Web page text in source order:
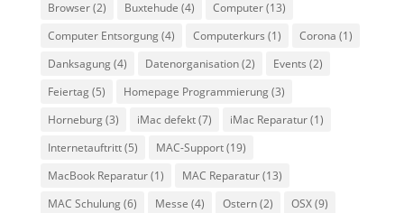
Browser(2) Buxtehude (4) Computer(13)
Computer Entsorgung(4) Computerkurs (1) Corona (1)
Danksagung(4) Datenorganisation(2) Events (2)
Feiertag(5) Homepage Programmierung(3)
Horneburg(3) iMac defekt(7) iMac Reparatur(1)
Internetauftritt(5) MAC-Support(19)
MacBook Reparatur(1) MAC Reparatur(13)
MAC Schulung(6) Messe (4) Ostern(2) OSX(9)